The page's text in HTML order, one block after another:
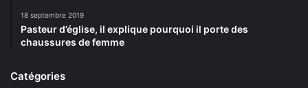
18 septembre 2019
Pasteur d’église, il explique pourquoi il porte des
chaussures de femme
Catégories